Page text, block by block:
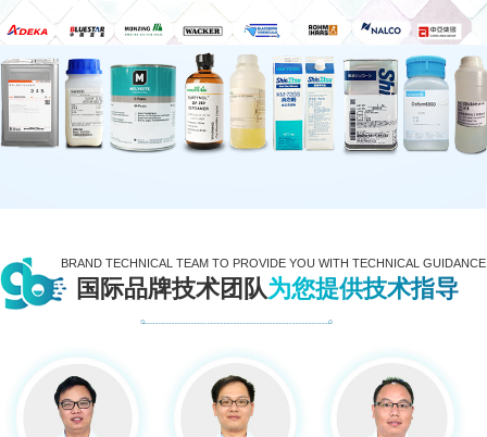
BRAND TECHNICAL TEAM TO PROVIDE YOU WITH TECHNICAL GUIDANCE
国际品牌技术团队为您提供技术指导